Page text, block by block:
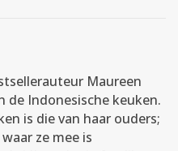
Maureen
de Indonesische keuken.
is die van haar ouders;
ze mee is